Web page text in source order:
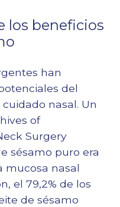
los beneficios
han
del
nasal. Un
of
Surgery
sésamo puro era
mucosa nasal
el 79,2% de los
de sésamo